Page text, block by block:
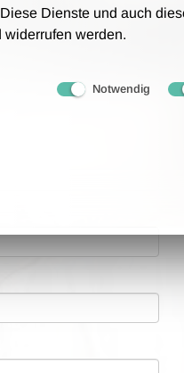
an - wir
Grundlage unsere
Dienste und auch
widerrufen werden.
Notwendig